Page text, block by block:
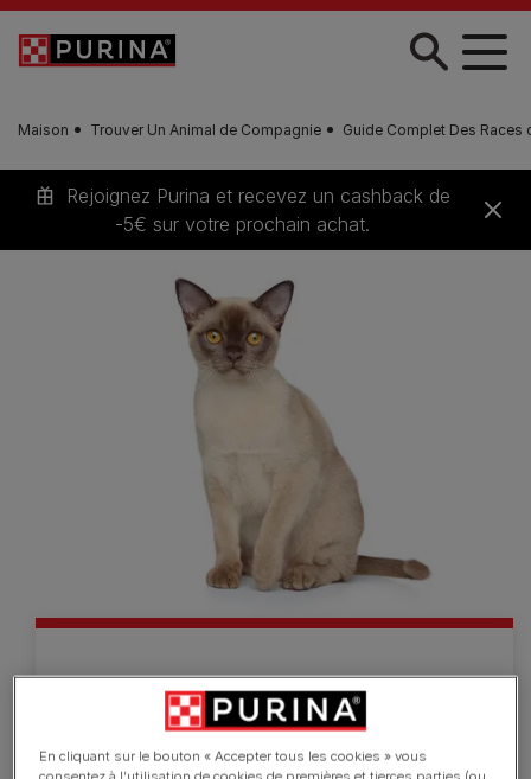
Skip to main content
Maison Trouver Un Animal de Compagnie Guide Complet Des Races
Rejoignez Purina et recevez un cashback de
-5€ sur votre prochain achat.
Burmese
Le Burmese est un chat de taille moyenne, avec
En cliquant sur le bouton « Accepter tous les cookies » vous